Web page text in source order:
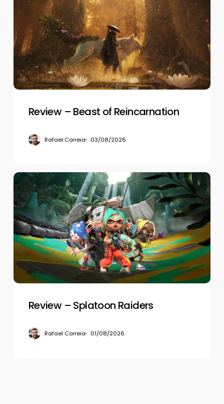
Beast
Reincarnation
Review – Beast of Reincarnation
Rafael Correia 03/08/2026
Review
–
Splatoon
Raiders
Review – Splatoon Raiders
Rafael Correia 01/08/2026